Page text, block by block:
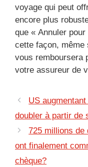
voyage qui peut
encore plus
que « Annuler
cette façon, même
vous remboursera
votre assureur de
US
doubler à partir de
725 millions de
ont ​​finalement
chèque?